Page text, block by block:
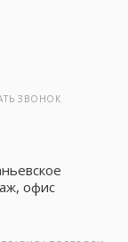
ЗВОНОК
офис